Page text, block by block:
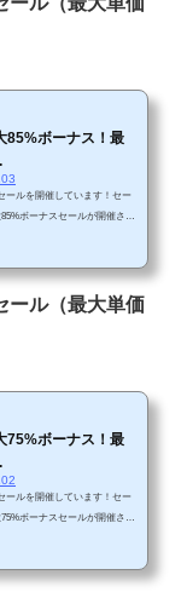
85%ボーナス！最
ールを開催しています！セー
ボーナスセールが開催され
お得感があります。 Chrome
ラーが生じてしまったら、以
ール（最大単価
75%ボーナス！最
ールを開催しています！セー
ボーナスセールが開催され
のセールはお得感がありませ